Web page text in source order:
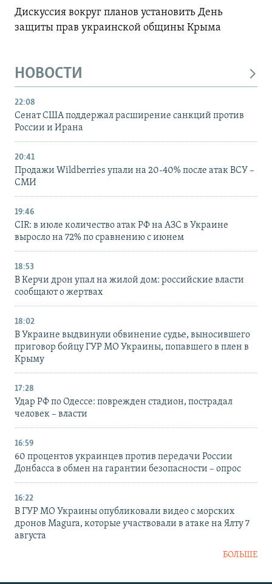
Дискуссия вокруг планов установить День
защиты прав украинской общины Крыма
НОВОСТИ
22:08
Сенат США поддержал расширение санкций против
России и Ирана
20:41
Продажи Wildberries упали на 20-40% после атак ВСУ –
СМИ
19:46
CIR: в июле количество атак РФ на АЗС в Украине
выросло на 72% по сравнению с июнем
18:53
В Керчи дрон упал на жилой дом: российские власти
сообщают о жертвах
18:02
В Украине выдвинули обвинение судье, выносившего
приговор бойцу ГУР МО Украины, попавшего в плен в
Крыму
17:28
Удар РФ по Одессе: поврежден стадион, пострадал
человек – власти
16:59
60 процентов украинцев против передачи России
Донбасса в обмен на гарантии безопасности – опрос
16:22
В ГУР МО Украины опубликовали видео с морских
дронов Magura, которые участвовали в атаке на Ялту 7
августа
БОЛЬШЕ